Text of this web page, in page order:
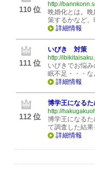
110 位
http://
晩婚化とは。
策するかなど。
詳細情報
111 位
いびき 対策
http://
いびきでお悩
眠不足・・・な
詳細情報
112 位
博学王になる
http://
博学王になる
て調査した結果
詳細情報